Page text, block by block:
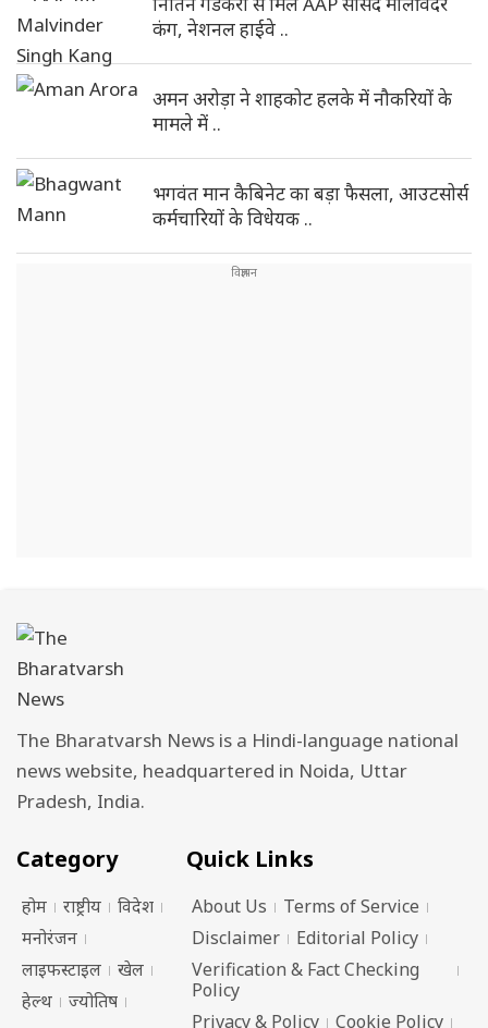
कंग, नेशनल हाईवे ..
अमन अरोड़ा ने शाहकोट हलके में नौकरियों के
मामले में ..
भगवंत मान कैबिनेट का बड़ा फैसला, आउटसोर्स
कर्मचारियों के विधेयक ..
The Bharatvarsh News is a Hindi-language national
news website, headquartered in Noida, Uttar
Pradesh, India.
Category
होम राष्ट्रीय
विदेश
मनोरंजन
लाइफस्टाइल
खेल
हेल्थ
ज्योतिष
Quick Links
About Us
Terms of Service
Disclaimer
Editorial Policy
Verification & Fact Checking
Policy
Privacy & Policy
Cookie Policy